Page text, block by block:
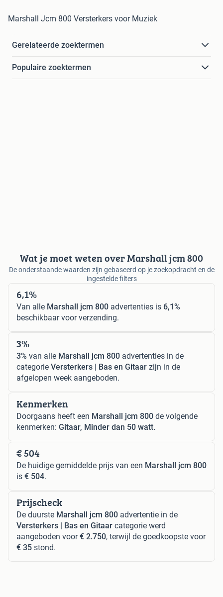
Marshall Jcm 800 Versterkers voor Muziek
Gerelateerde zoektermen
Populaire zoektermen
Wat je moet weten over Marshall jcm 800
De onderstaande waarden zijn gebaseerd op je zoekopdracht en de
ingestelde filters
6,1%
Van alle Marshall jcm 800 advertenties is 6,1%
beschikbaar voor verzending.
3%
3% van alle Marshall jcm 800 advertenties in de
categorie Versterkers | Bas en Gitaar zijn in de
afgelopen week aangeboden.
Kenmerken
Doorgaans heeft een Marshall jcm 800 de volgende
kenmerken: Gitaar, Minder dan 50 watt.
€ 504
De huidige gemiddelde prijs van een Marshall jcm 800
is € 504.
Prijscheck
De duurste Marshall jcm 800 advertentie in de
Versterkers | Bas en Gitaar categorie werd
aangeboden voor€ 2.750, terwijl de goedkoopste voor
€ 35 stond.